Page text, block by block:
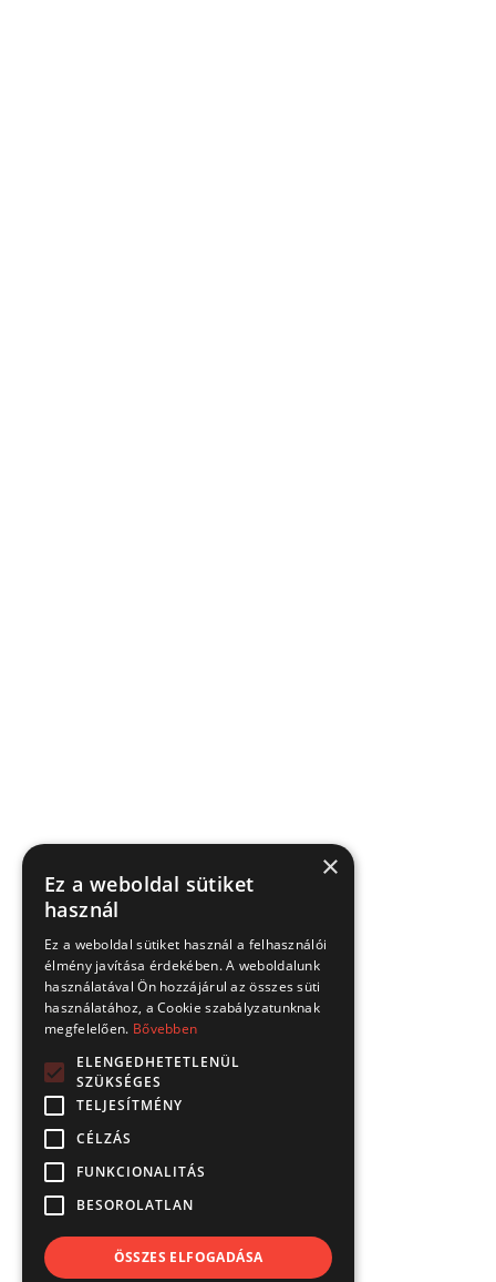
×
Ez a weboldal sütiket
használ
Ez a weboldal sütiket használ a felhasználói
élmény javítása érdekében. A weboldalunk
használatával Ön hozzájárul az összes süti
használatához, a Cookie szabályzatunknak
megfelelően. Bővebben
ELENGEDHETETLENÜL
SZÜKSÉGES
TELJESÍTMÉNY
CÉLZÁS
FUNKCIONALITÁS
BESOROLATLAN
ÖSSZES ELFOGADÁSA